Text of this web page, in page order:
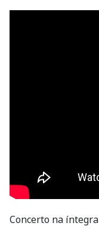
Concerto na íntegra